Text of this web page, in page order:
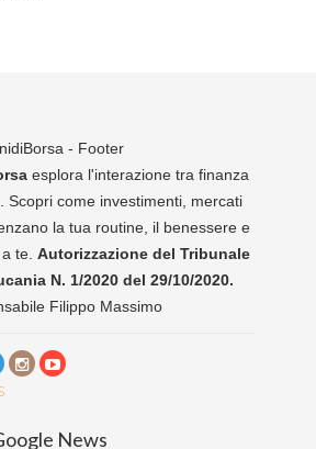
esplora l'interazione tra finanza
Scopri come investimenti, mercati
la tua routine, il benessere e
te. Autorizzazione del Tribunale
N. 1/2020 del 29/10/2020.
Filippo Massimo